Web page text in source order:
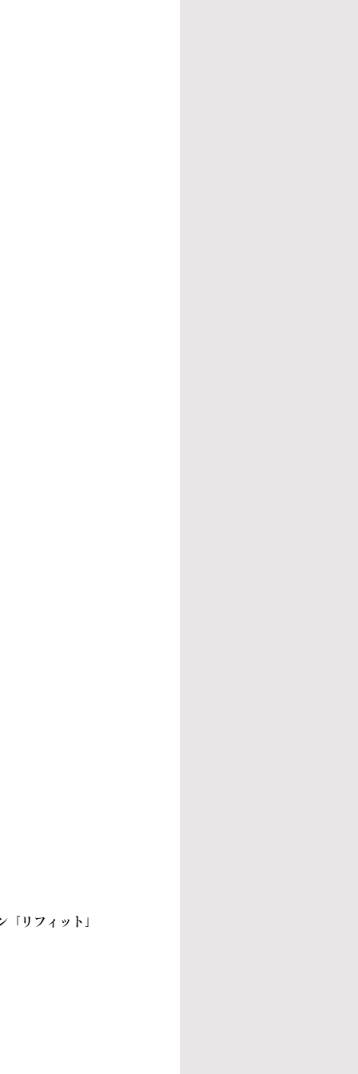
「リフィット」